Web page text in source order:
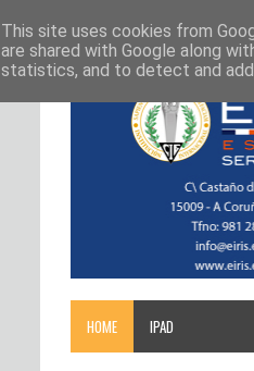
HOME IPAD
This site uses cookies from
are shared with Google along
statistics, and to detect and